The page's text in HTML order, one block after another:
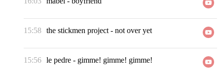
15:58 the stickmen project - not over yet
15:56 le pedre - gimme! gimme! gimme!